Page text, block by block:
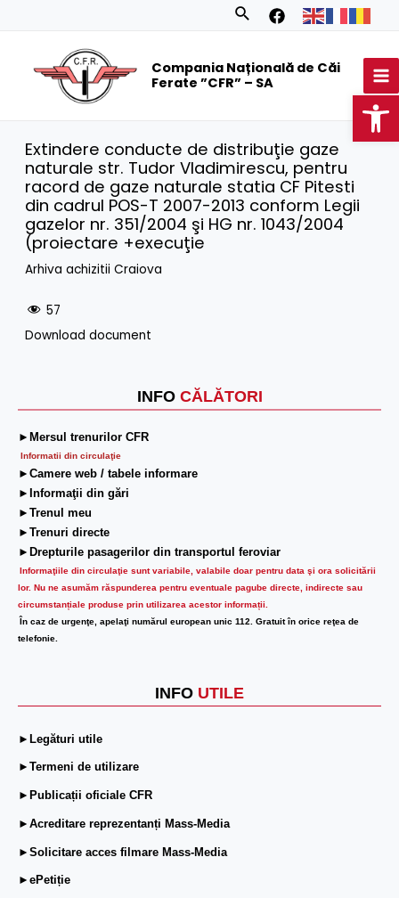
Search
Compania Națională de Căi
Ferate ”CFR” – SA
INFO CĂLĂTORI
►Mersul trenurilor CFR
Informatii din circulaţie
►Camere web / tabele informare
►Informaţii din gări
►Trenul meu
►Trenuri directe
►Drepturile pasagerilor din transportul feroviar
Informaţiile din circulaţie sunt variabile, valabile doar pentru data şi ora solicitării
lor. Nu ne asumăm răspunderea pentru eventuale pagube directe, indirecte sau
circumstanțiale produse prin utilizarea acestor informații.
În caz de urgenţe, apelaţi numărul european unic 112. Gratuit în orice reţea de
telefonie.
INFO UTILE
►Legături utile
►Termeni de utilizare
►Publicații oficiale CFR
►Acreditare reprezentanți Mass-Media
►Solicitare acces filmare Mass-Media
►ePetiție
Extindere conducte de distribuţie gaze
naturale str. Tudor Vladimirescu, pentru
racord de gaze naturale statia CF Pitesti
din cadrul POS-T 2007-2013 conform Legii
gazelor nr. 351/2004 şi HG nr. 1043/2004
(proiectare +execuţie
Arhiva achizitii Craiova
57
Download document